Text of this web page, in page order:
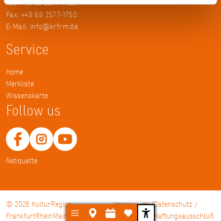
Tel.: +49 69 2577-1700
Fax: +49 69 2577-1750
E-Mail: info@krfrm.de
Service
Home
Merkliste
Wissenskarte
Follow us
Netiquette
© 2026 KulturRegion
FrankfurtRheinMain gGmbH
Impressum Datenschutz /
Haftungsausschluß